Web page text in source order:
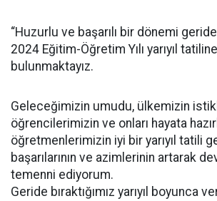
“Huzurlu ve başarılı bir dönemi
2024 Eğitim-Öğretim Yılı yarıyıl
bulunmaktayız.
Geleceğimizin umudu, ülkemizin
öğrencilerimizin ve onları hayata
öğretmenlerimizin iyi bir yarıyıl tatili
başarılarının ve azimlerinin artarak
temenni ediyorum.
Geride bıraktığımız yarıyıl boyunca